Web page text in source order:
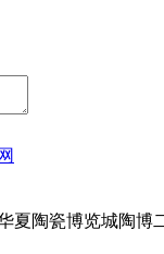
华夏陶瓷博览城陶博